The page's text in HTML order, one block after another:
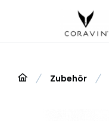
Zubehör